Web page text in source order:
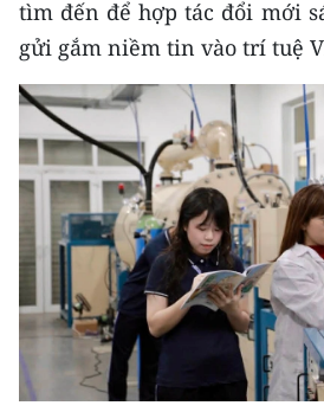
tìm đến để hợp tác đổi mới
gửi gắm niềm tin vào trí tuệ